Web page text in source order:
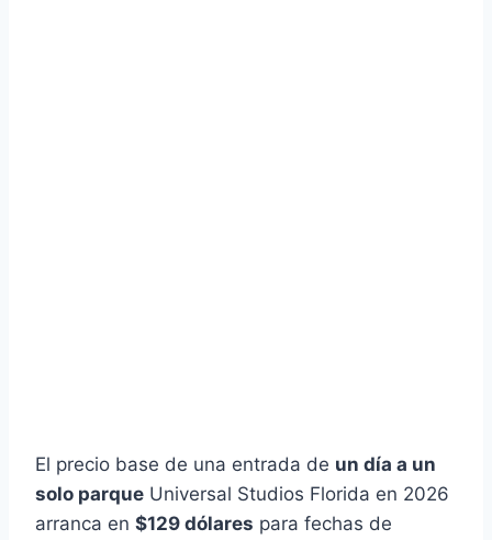
El precio base de una entrada de un día a un
solo parque Universal Studios Florida en 2026
arranca en $129 dólares para fechas de